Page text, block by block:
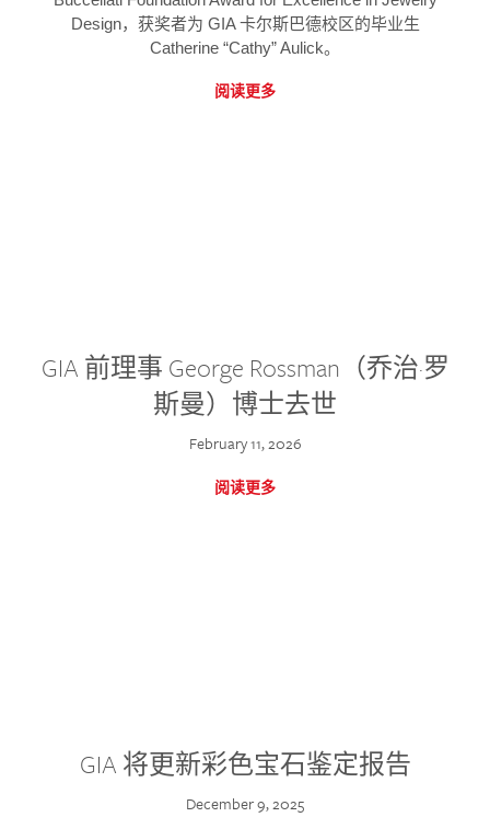
Design，获奖者为 GIA 卡尔斯巴德校区的毕业生
Catherine “Cathy” Aulick。
阅读更多
GIA 前理事 George Rossman（乔治·罗
斯曼）博士去世
February 11, 2026
阅读更多
GIA 将更新彩色宝石鉴定报告
December 9, 2025